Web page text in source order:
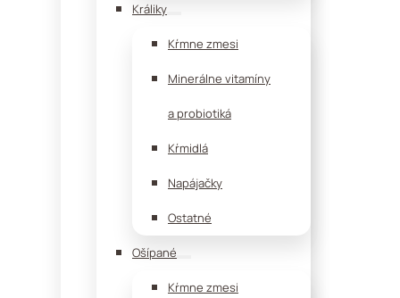
Králiky
Kŕmne zmesi
Minerálne vitamíny
a probiotiká
Kŕmidlá
Napájačky
Ostatné
Ošípané
Kŕmne zmesi